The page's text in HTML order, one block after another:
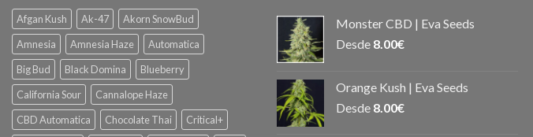
Afgan Kush Ak-47
Akorn SnowBud
Amnesia
Amnesia Haze
Automatica
Big Bud
Black Domina
Blueberry
California Sour
Cannalope Haze
CBD Automatica
Chocolate Thai
Critical+
Monster CBD | Eva Seeds
Desde 8.00€
Orange Kush | Eva Seeds
Desde 8.00€